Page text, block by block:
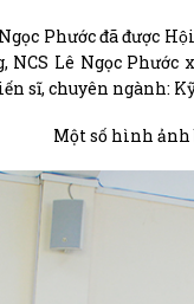
Phước đã được
Lê Ngọc
sĩ, chuyên ngành:
Một số hình ảnh